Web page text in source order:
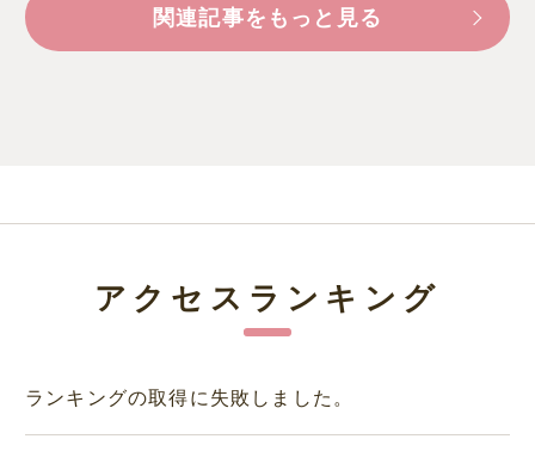
関連記事をもっと見る
アクセスランキング
ランキングの取得に失敗しました。